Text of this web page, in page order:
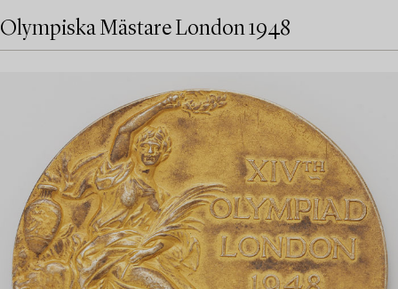
Olympiska Mästare London 1948